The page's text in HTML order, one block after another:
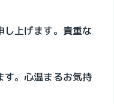
し上げます。貴重な
す。心温まるお気持